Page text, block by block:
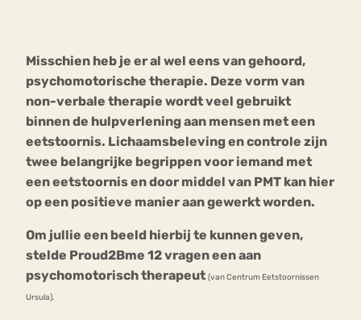
Misschien heb je er al wel eens van gehoord,
psychomotorische therapie. Deze vorm van
non-verbale therapie wordt veel gebruikt
binnen de hulpverlening aan mensen met een
eetstoornis. Lichaamsbeleving en controle zijn
twee belangrijke begrippen voor iemand met
een eetstoornis en door middel van PMT kan hier
op een positieve manier aan gewerkt worden.
Om jullie een beeld hierbij te kunnen geven,
stelde Proud2Bme 12 vragen een aan
psychomotorisch therapeut (van Centrum Eetstoornissen
Ursula).
Chat
Forum
mia
Nerv
osa
Eetstoornis Anorexia Nervosa
Eetbuien Piekeren Sport
Trauma
Orthorexia
Afvallen Angst